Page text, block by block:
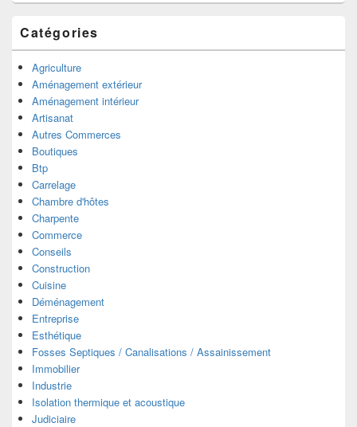
Catégories
Agriculture
Aménagement extérieur
Aménagement intérieur
Artisanat
Autres Commerces
Boutiques
Btp
Carrelage
Chambre d'hôtes
Charpente
Commerce
Conseils
Construction
Cuisine
Déménagement
Entreprise
Esthétique
Fosses Septiques / Canalisations / Assainissement
Immobilier
Industrie
Isolation thermique et acoustique
Judiciaire